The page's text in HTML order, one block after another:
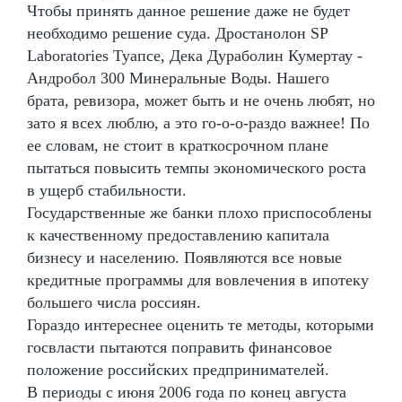
Чтобы принять данное решение даже не будет
необходимо решение суда. Дростанолон SP
Laboratories Туапсе, Дека Дураболин Кумертау -
Андробол 300 Минеральные Воды. Нашего
брата, ревизора, может быть и не очень любят, но
зато я всех люблю, а это го-о-о-раздо важнее! По
ее словам, не стоит в краткосрочном плане
пытаться повысить темпы экономического роста
в ущерб стабильности.
Государственные же банки плохо приспособлены
к качественному предоставлению капитала
бизнесу и населению. Появляются все новые
кредитные программы для вовлечения в ипотеку
большего числа россиян.
Гораздо интереснее оценить те методы, которыми
госвласти пытаются поправить финансовое
положение российских предпринимателей.
В периоды с июня 2006 года по конец августа